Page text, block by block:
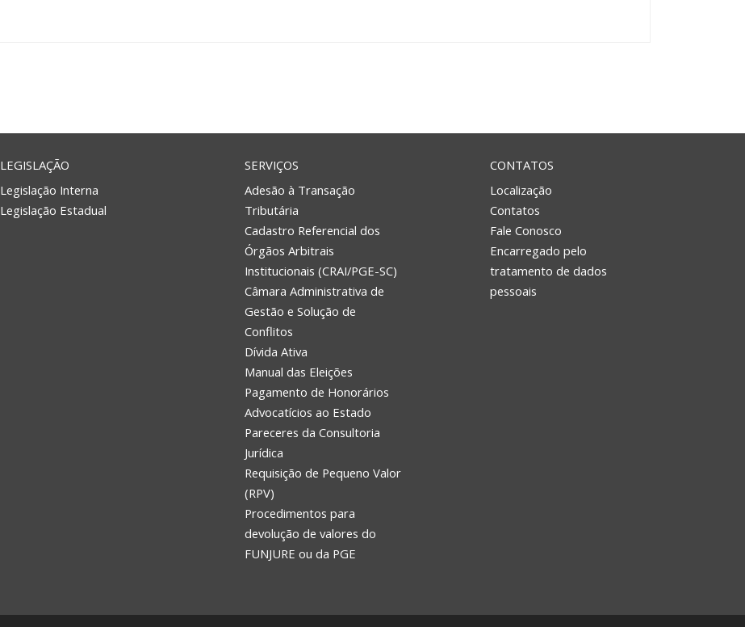
LEGISLAÇÃO
Legislação Interna
Legislação Estadual
SERVIÇOS
Adesão à Transação
Tributária
Cadastro Referencial dos
Órgãos Arbitrais
Institucionais (CRAI/PGE-SC)
Câmara Administrativa de
Gestão e Solução de
Conflitos
Dívida Ativa
Manual das Eleições
Pagamento de Honorários
Advocatícios ao Estado
Pareceres da Consultoria
Jurídica
Requisição de Pequeno Valor
(RPV)
Procedimentos para
devolução de valores do
FUNJURE ou da PGE
CONTATOS
Localização
Contatos
Fale Conosco
Encarregado pelo
tratamento de dados
pessoais